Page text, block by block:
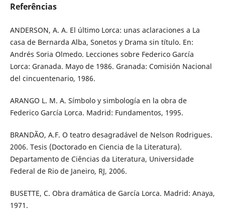
Referências
ANDERSON, A. A. El último Lorca: unas aclaraciones a La
casa de Bernarda Alba, Sonetos y Drama sin título. En:
Andrés Soria Olmedo. Lecciones sobre Federico García
Lorca: Granada. Mayo de 1986. Granada: Comisión Nacional
del cincuentenario, 1986.
ARANGO L. M. A. Símbolo y simbología en la obra de
Federico García Lorca. Madrid: Fundamentos, 1995.
BRANDÃO, A.F. O teatro desagradável de Nelson Rodrigues.
2006. Tesis (Doctorado en Ciencia de la Literatura).
Departamento de Ciências da Literatura, Universidade
Federal de Rio de Janeiro, RJ, 2006.
BUSETTE, C. Obra dramática de García Lorca. Madrid: Anaya,
1971.